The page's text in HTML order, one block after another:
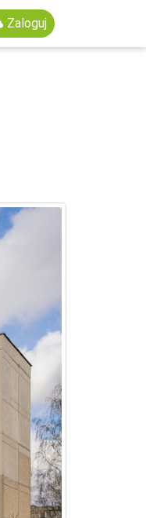
Zaloguj